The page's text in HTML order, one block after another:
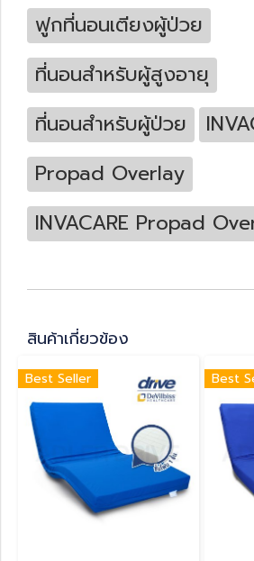
ฟูกที่นอนเตียงผู้ป่วย
ที่นอนสำหรับผู้สูงอายุ
ที่นอนสำหรับผู้ป่วย
Propad Overlay
INVACARE Propad
สินค้าเกี่ยวข้อง
Best Seller Best